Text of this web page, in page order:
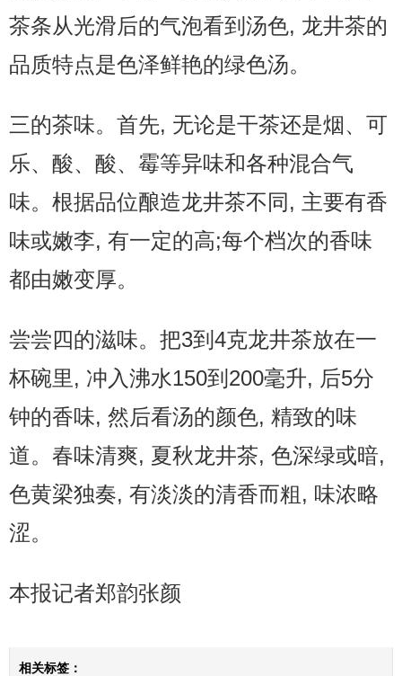
茶条从光滑后的气泡看到汤色, 龙井茶的
品质特点是色泽鲜艳的绿色汤。
三的茶味。首先, 无论是干茶还是烟、可
乐、酸、酸、霉等异味和各种混合气
味。根据品位酿造龙井茶不同, 主要有香
味或嫩李, 有一定的高;每个档次的香味
都由嫩变厚。
尝尝四的滋味。把3到4克龙井茶放在一
杯碗里, 冲入沸水150到200毫升, 后5分
钟的香味, 然后看汤的颜色, 精致的味
道。春味清爽, 夏秋龙井茶, 色深绿或暗,
色黄梁独奏, 有淡淡的清香而粗, 味浓略
涩。
本报记者郑韵张颜
相关标签：